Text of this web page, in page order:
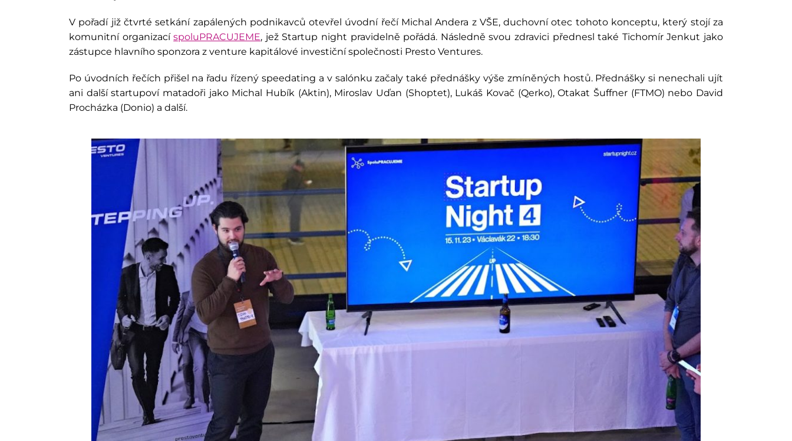
V pořadí již čtvrté setkání zapálených podnikavců otevřel úvodní řečí Michal Andera z VŠE, duchovní otec tohoto konceptu, který stojí za
komunitní organizacíspoluPRACUJEME, jež Startup night pravidelně pořádá. Následně svou zdravici přednesl také Tichomír Jenkut jako
zástupce hlavního sponzora z venture kapitálové investiční společnosti Presto Ventures.
Po úvodních řečích přišel na řadu řízený speedating a v salónku začaly také přednášky výše zmíněných hostů. Přednášky si nenechali ujít
ani další startupoví matadoři jako Michal Hubík (Aktin), Miroslav Uďan (Shoptet), Lukáš Kovač (Qerko), Otakat Šuffner (FTMO) nebo David
Procházka (Donio) a další.